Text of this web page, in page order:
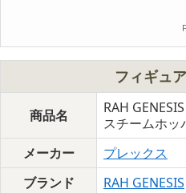
フィギュ
商品名
RAH
スチームホッ
メーカー
プレックス
ブランド
RAH GENESIS